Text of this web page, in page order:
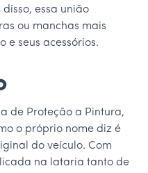
disso, essa união
ou manchas mais
e seus acessórios.
de Proteção a Pintura,
o próprio nome diz é
do veículo. Com
na lataria tanto de